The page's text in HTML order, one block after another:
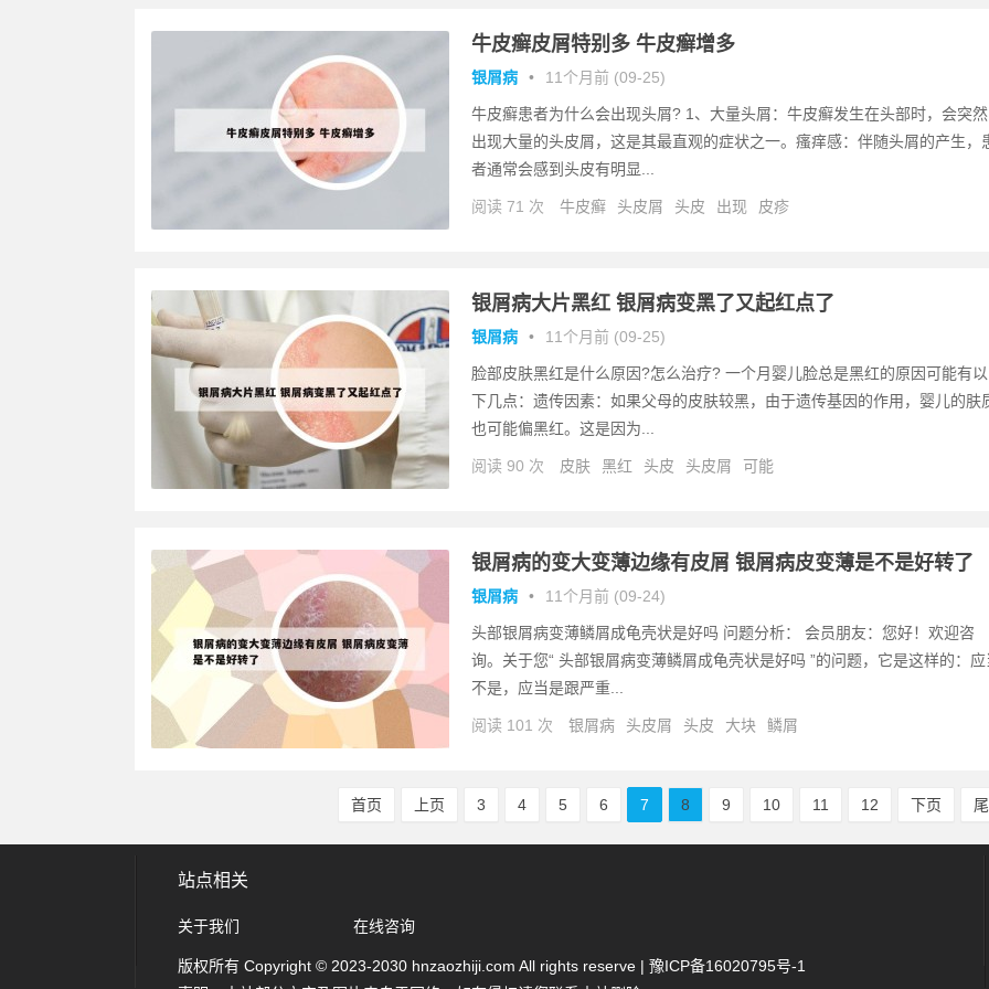
牛皮癣皮屑特别多 牛皮癣增多
银屑病 • 11个月前 (09-25)
牛皮癣患者为什么会出现头屑? 1、大量头屑：牛皮癣发生在头部时，会突然
出现大量的头皮屑，这是其最直观的症状之一。瘙痒感：伴随头屑的产生，
者通常会感到头皮有明显...
阅读 71 次 牛皮癣 头皮屑 头皮 出现 皮疹
银屑病大片黑红 银屑病变黑了又起红点了
银屑病 • 11个月前 (09-25)
脸部皮肤黑红是什么原因?怎么治疗? 一个月婴儿脸总是黑红的原因可能有以
下几点：遗传因素：如果父母的皮肤较黑，由于遗传基因的作用，婴儿的肤
也可能偏黑红。这是因为...
阅读 90 次 皮肤 黑红 头皮 头皮屑 可能
银屑病的变大变薄边缘有皮屑 银屑病皮变薄是不是好转了
银屑病 • 11个月前 (09-24)
头部银屑病变薄鳞屑成龟壳状是好吗 问题分析： 会员朋友：您好！欢迎咨
询。关于您“ 头部银屑病变薄鳞屑成龟壳状是好吗 ”的问题，它是这样的：应
不是，应当是跟严重...
阅读 101 次 银屑病 头皮屑 头皮 大块 鳞屑
首页 上页 3 4 5 6 7 8 9 10 11 12 下页
站点相关
关于我们 在线咨询
版权所有 Copyright © 2023-2030 hnzaozhiji.com All rights reserve | 豫ICP备16020795号-1